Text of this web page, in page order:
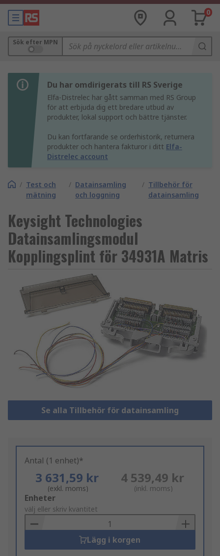
0
Sök efter MPN
Du har omdirigerats till RS Sverige
Elfa-Distrelec har gått samman med RS Group
för att erbjuda dig ett bredare utbud av
produkter, lokal support och bättre tjänster.
Du kan fortfarande se orderhistorik, returnera
produkter och hantera fakturor i ditt Elfa-
Distrelec account
/ Test och
mätning
/ Datainsamling
och loggning
/ Tillbehör för
datainsamling
Keysight Technologies
Datainsamlingsmodul
Kopplingsplint för 34931A Matris
Se alla Tillbehör för datainsamling
Antal (1 enhet)*
3 631,59 kr
(exkl. moms)
4 539,49 kr
(inkl. moms)
Add
to
Basket
Enheter
välj eller skriv kvantitet
Lägg i korgen